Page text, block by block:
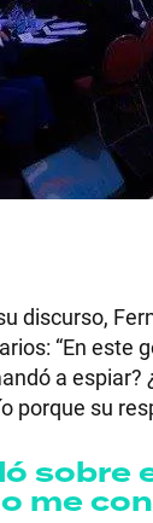
discurso,
“En este
a
porque su
sobre
me